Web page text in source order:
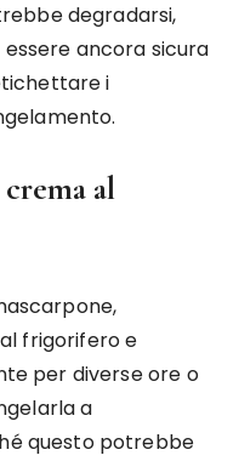
degradarsi,
ancora sicura
i
al
frigorifero e
per diverse ore o
a
questo potrebbe